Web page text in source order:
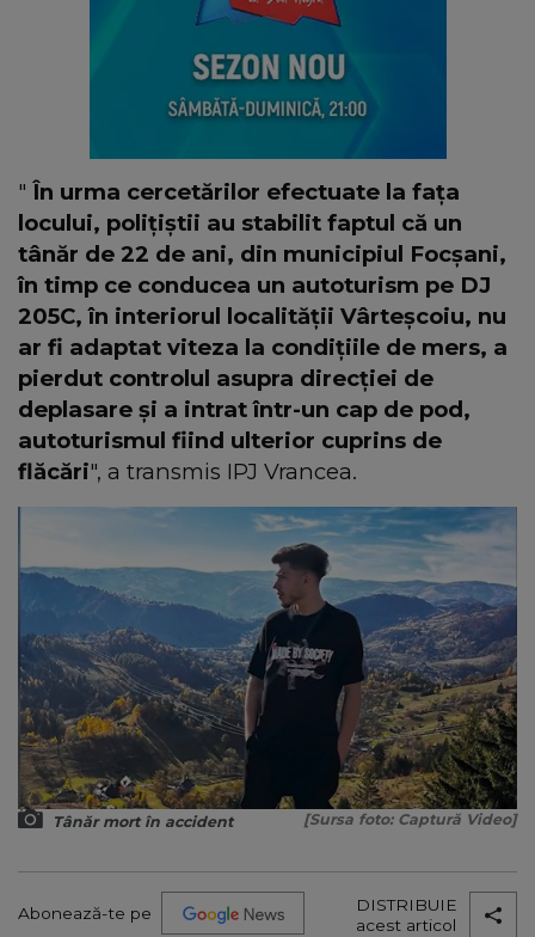
" În urma cercetărilor efectuate la faţa
locului, poliţiştii au stabilit faptul că un
tânăr de 22 de ani, din municipiul Focşani,
în timp ce conducea un autoturism pe DJ
205C, în interiorul localităţii Vârteşcoiu, nu
ar fi adaptat viteza la condiţiile de mers, a
pierdut controlul asupra direcţiei de
deplasare şi a intrat într-un cap de pod,
autoturismul fiind ulterior cuprins de
flăcări", a transmis IPJ Vrancea.
Tânăr mort în accident [Sursa foto: Captură Video]
Abonează-te pe
DISTRIBUIE
acest articol